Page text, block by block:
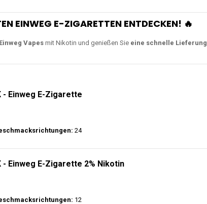
EINWEG E-ZIGARETTEN ENTDECKEN! 🔥
Vapes mit Nikotin und genießen Sie eine schnelle Lieferung
- Einweg E-Zigarette
24
- Einweg E-Zigarette 2% Nikotin
12